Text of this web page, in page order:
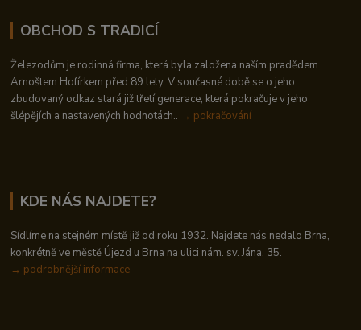
OBCHOD S TRADICÍ
Železodům je rodinná firma, která byla založena naším pradědem
Arnoštem Hofírkem před 89 lety. V současné době se o jeho
zbudovaný odkaz stará již třetí generace, která pokračuje v jeho
šlépějích a nastavených hodnotách.. → pokračování
KDE NÁS NAJDETE?
Sídlíme na stejném místě již od roku 1932. Najdete nás nedalo Brna,
konkrétně ve městě Újezd u Brna na ulici nám. sv. Jána, 35.
→ podrobnější informace